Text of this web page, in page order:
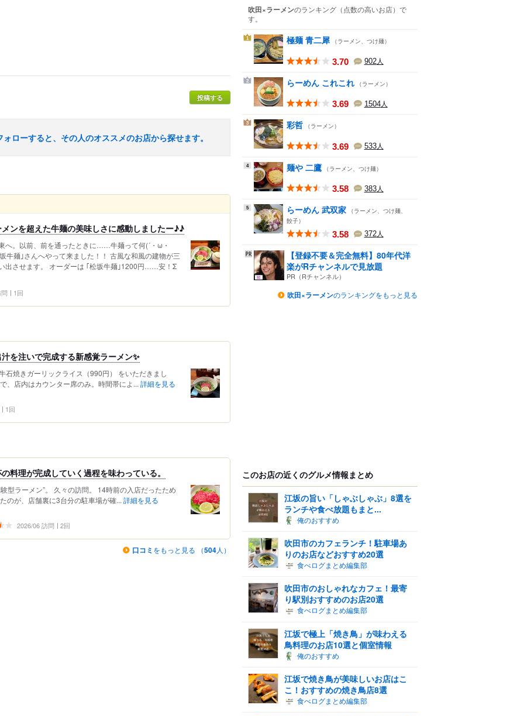
投稿する
ローすると、その人のオススメのお店から探せます。
ンを超えた牛麺の美味しさに感動しましたー♪♪
へ。以前、前を通ったときに……牛麺って何(´・ω・
牛麺｣さんへやって来ました！！ 古風な和風の建物が三
出させます。 オーダーは ｢松坂牛麺｣1200円……安！Σ
1回
を注いで完成する新感覚ラーメン✨
石焼きガーリックライス（990円） をいただきまし
、店内はカウンター席のみ。時間帯によ... 詳細を見る
1回
料理が完成していく過程を味わっている。
型ラーメン”。 久々の訪問。 14時前の入店だったため
のが、店舗裏に3台分の駐車場が確... 詳細を見る
2026/06 訪問 2回
口コミ をもっと見る （504人）
吹田×ラーメンのランキング （点数の高いお店） で
す。
1 極麺 青二犀 （ラーメン、つけ麺）
3.70 902人
2 らーめん これこれ （ラーメン）
3.69 1504人
3 彩哲 （ラーメン）
3.69 533人
4 麺や 二鷹 （ラーメン、つけ麺）
3.58 383人
5 らーめん 武双家 （ラーメン、つけ麺、
餃子）
3.58 372人
【登録不要＆完全無料】80年代洋
楽がRチャンネルで見放題
PR（Rチャンネル）
吹田×ラーメンのランキングをもっと見る
このお店の近くのグルメ情報まとめ
江坂の旨い「しゃぶしゃぶ」8選を
ランチや食べ放題もまと...
俺のおすすめ
吹田市のカフェランチ！駐車場あ
りのお店などおすすめ20選
食べログまとめ編集部
吹田市のおしゃれなカフェ！最寄
り駅別おすすめのお店20選
食べログまとめ編集部
江坂で極上「焼き鳥」が味わえる
鳥料理のお店10選と個室情報
俺のおすすめ
江坂で焼き鳥が美味しいお店はこ
こ！おすすめの焼き鳥店8選
食べログまとめ編集部